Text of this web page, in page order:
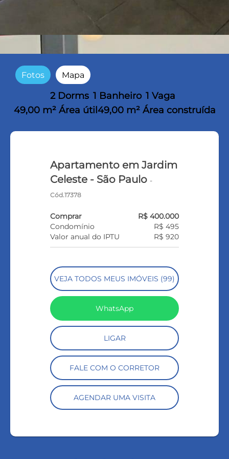
Fotos Mapa
2 Dorms 1 Banheiro 1 Vaga
49,00 m² Área útil 49,00 m² Área construída
Apartamento em Jardim
Celeste - São Paulo-
Cód.17378
Comprar
R$ 400.000
Condomínio
R$ 495
Valor anual do IPTU
R$ 920
VEJA TODOS MEUS IMÓVEIS (99)
WhatsApp
LIGAR
FALE COM O CORRETOR
AGENDAR UMA VISITA